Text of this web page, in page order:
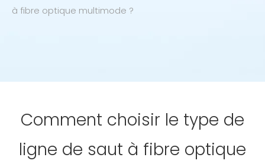
à fibre optique multimode ?
Comment choisir le type de
ligne de saut à fibre optique